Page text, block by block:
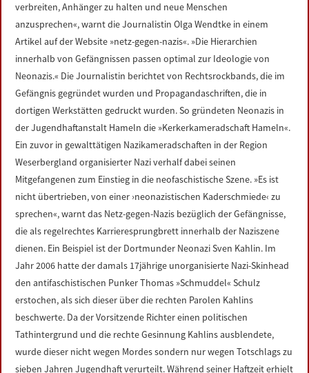
verbreiten, Anhänger zu halten und neue Menschen
anzusprechen«, warnt die Journalistin Olga Wendtke in einem
Artikel auf der Website »netz-gegen-nazis«. »Die Hierarchien
innerhalb von Gefängnissen passen optimal zur Ideologie von
Neonazis.« Die Journalistin berichtet von Rechtsrockbands, die im
Gefängnis gegründet wurden und Propagandaschriften, die in
dortigen Werkstätten gedruckt wurden. So gründeten Neonazis in
der Jugendhaftanstalt Hameln die »Kerkerkameradschaft Hameln«.
Ein zuvor in gewalttätigen Nazikameradschaften in der Region
Weserbergland organisierter Nazi verhalf dabei seinen
Mitgefangenen zum Einstieg in die neofaschistische Szene. »Es ist
nicht übertrieben, von einer ›neonazistischen Kaderschmiede‹ zu
sprechen«, warnt das Netz-gegen-Nazis bezüglich der Gefängnisse,
die als regelrechtes Karrieresprungbrett innerhalb der Naziszene
dienen. Ein Beispiel ist der Dortmunder Neonazi Sven Kahlin. Im
Jahr 2006 hatte der damals 17jährige unorganisierte Nazi-Skinhead
den antifaschistischen Punker Thomas »Schmuddel« Schulz
erstochen, als sich dieser über die rechten Parolen Kahlins
beschwerte. Da der Vorsitzende Richter einen politischen
Tathintergrund und die rechte Gesinnung Kahlins ausblendete,
wurde dieser nicht wegen Mordes sondern nur wegen Totschlags zu
sieben Jahren Jugendhaft verurteilt. Während seiner Haftzeit erhielt